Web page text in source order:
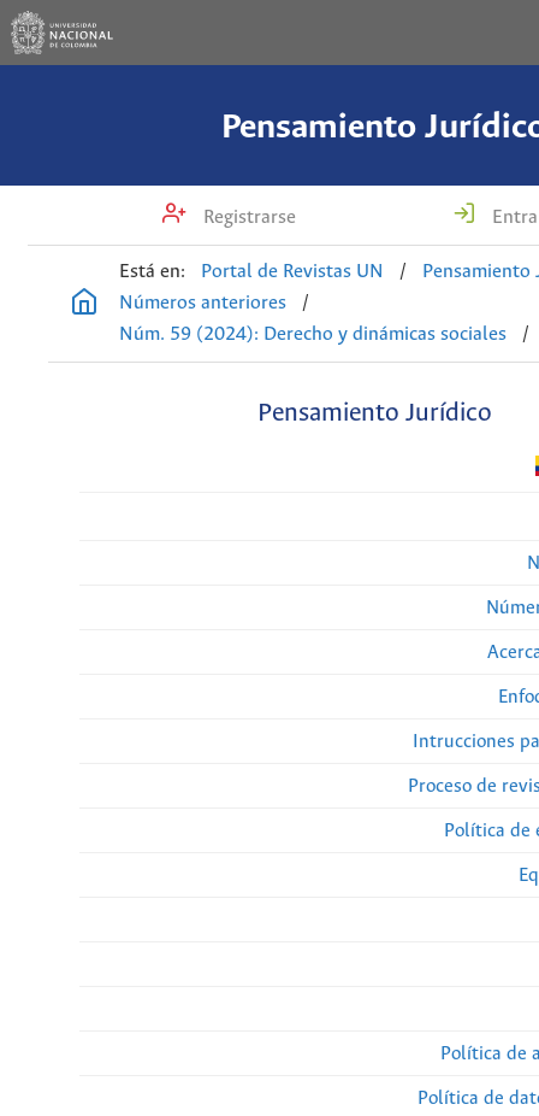
Pensamiento
Registrarse
Está en: Portal de Revistas UN /
Pensamiento
Números anteriores
/
Núm. 59 (2024): Derecho y dinámicas sociales
/
Pensamiento Jurídico
Intrucciones
Proceso de
Política
Política de
Política de